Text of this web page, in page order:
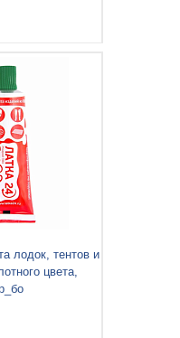
лодок, тентов и
цвета,